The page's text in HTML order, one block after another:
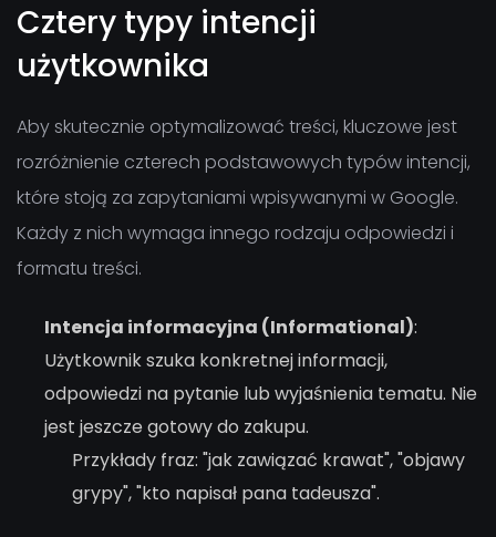
Cztery typy intencji
użytkownika
Aby skutecznie optymalizować treści, kluczowe jest
rozróżnienie czterech podstawowych typów intencji,
które stoją za zapytaniami wpisywanymi w Google.
Każdy z nich wymaga innego rodzaju odpowiedzi i
formatu treści.
Intencja informacyjna (Informational):
Użytkownik szuka konkretnej informacji,
odpowiedzi na pytanie lub wyjaśnienia tematu. Nie
jest jeszcze gotowy do zakupu.
Przykłady fraz: "jak zawiązać krawat", "objawy
grypy", "kto napisał pana tadeusza".